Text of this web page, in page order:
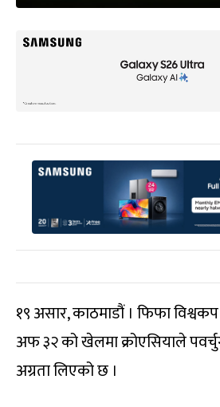
१९ असार, काठमाडौं । फिफा
अफ ३२ को खेलमा क्रोएसियाले
अग्रता लिएको छ ।